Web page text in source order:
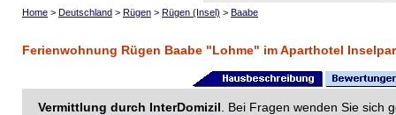
Home > Deutschland > Rügen > Rügen (Insel) > Baabe
Ferienwohnung Rügen Baabe "Lohme" im Aparthotel
Vermittlung durch InterDomizil . Bei Fragen wenden Sie sich